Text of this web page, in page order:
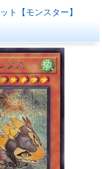
ト【モンスター】